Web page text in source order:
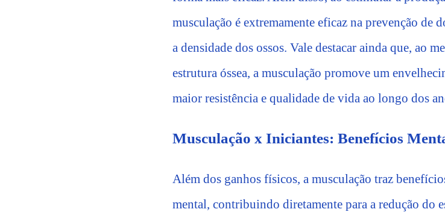
musculação é extremamente eficaz na prevenção de
a densidade dos ossos. Vale destacar ainda que, ao
estrutura óssea, a musculação promove um
maior resistência e qualidade de vida ao longo dos
Musculação x Iniciantes: Benefícios
Além dos ganhos físicos, a musculação traz
mental, contribuindo diretamente para a redução do